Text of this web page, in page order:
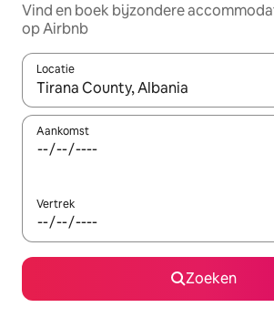
Vind en boek bijzondere
op Airbnb
Locatie
Wanneer er resultaten beschikbaar
Aankomst
Vertrek
Zoeken